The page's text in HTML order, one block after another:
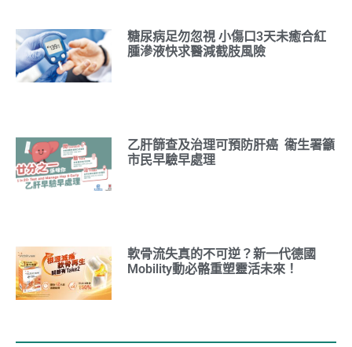
糖尿病足勿忽視 小傷口3天未癒合紅
腫滲液快求醫減截肢風險
乙肝篩查及治理可預防肝癌 衞生署籲
市民早驗早處理
軟骨流失真的不可逆？新一代德國
Mobility動必骼重塑靈活未來！